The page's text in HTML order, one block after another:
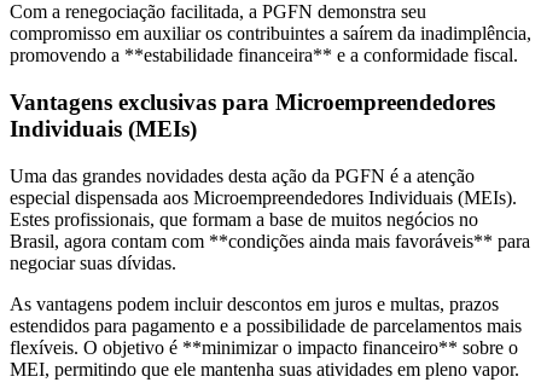
Com a renegociação facilitada, a PGFN demonstra seu
compromisso em auxiliar os contribuintes a saírem da inadimplência,
promovendo a **estabilidade financeira** e a conformidade fiscal.
Vantagens exclusivas para Microempreendedores
Individuais (MEIs)
Uma das grandes novidades desta ação da PGFN é a atenção
especial dispensada aos Microempreendedores Individuais (MEIs).
Estes profissionais, que formam a base de muitos negócios no
Brasil, agora contam com **condições ainda mais favoráveis** para
negociar suas dívidas.
As vantagens podem incluir descontos em juros e multas, prazos
estendidos para pagamento e a possibilidade de parcelamentos mais
flexíveis. O objetivo é **minimizar o impacto financeiro** sobre o
MEI, permitindo que ele mantenha suas atividades em pleno vapor.